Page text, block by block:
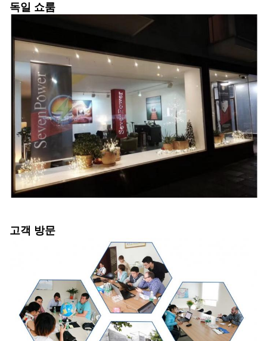
독일 쇼룸
고객 방문